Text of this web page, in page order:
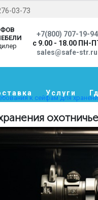
03-73
+7(800) 707-19-94
с 9.00 - 18.00 ПН-
sales@safe-str.ru
Услуги
к сейфам для